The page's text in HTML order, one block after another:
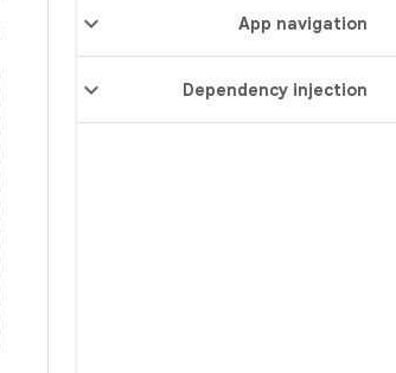
App navigation
Dependency injection